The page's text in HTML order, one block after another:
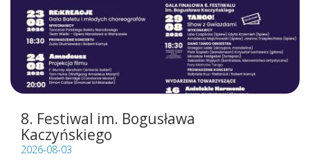
8. Festiwal im. Bogusława
Kaczyńskiego
2026-08-03